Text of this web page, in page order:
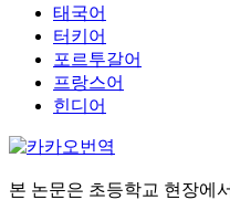
태국어
터키어
포르투갈어
프랑스어
힌디어
본 논문은 초등학교 현장에